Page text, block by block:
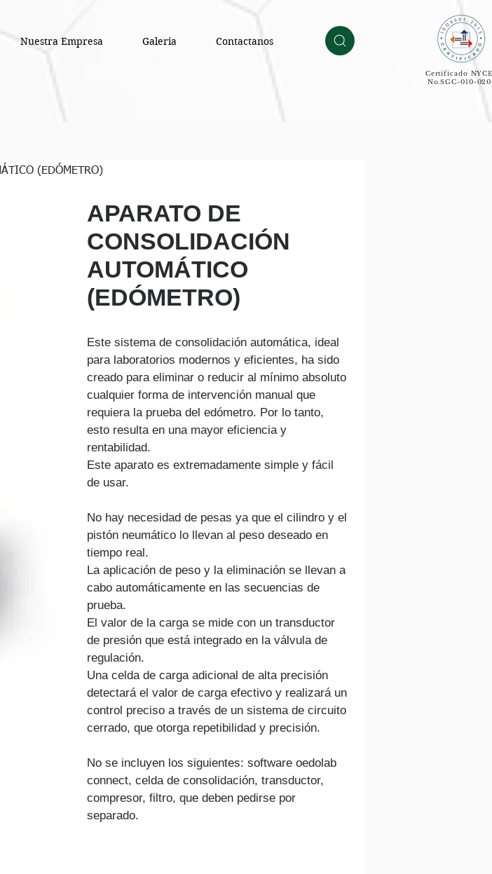
Nuestra Empresa Galeria Contactanos
Certificado
No.SGC-010-020
(EDÓMETRO)
APARATO DE
CONSOLIDACIÓN
AUTOMÁTICO
(EDÓMETRO)
Este sistema de consolidación automática, ideal
para laboratorios modernos y eficientes, ha sido
creado para eliminar o reducir al mínimo absoluto
cualquier forma de intervención manual que
requiera la prueba del edómetro. Por lo tanto,
esto resulta en una mayor eficiencia y
rentabilidad.
Este aparato es extremadamente simple y fácil
de usar.
No hay necesidad de pesas ya que el cilindro y el
pistón neumático lo llevan al peso deseado en
tiempo real.
La aplicación de peso y la eliminación se llevan a
cabo automáticamente en las secuencias de
prueba.
El valor de la carga se mide con un transductor
de presión que está integrado en la válvula de
regulación.
Una celda de carga adicional de alta precisión
detectará el valor de carga efectivo y realizará un
control preciso a través de un sistema de circuito
cerrado, que otorga repetibilidad y precisión.
No se incluyen los siguientes: software oedolab
connect, celda de consolidación, transductor,
compresor, filtro, que deben pedirse por
separado.